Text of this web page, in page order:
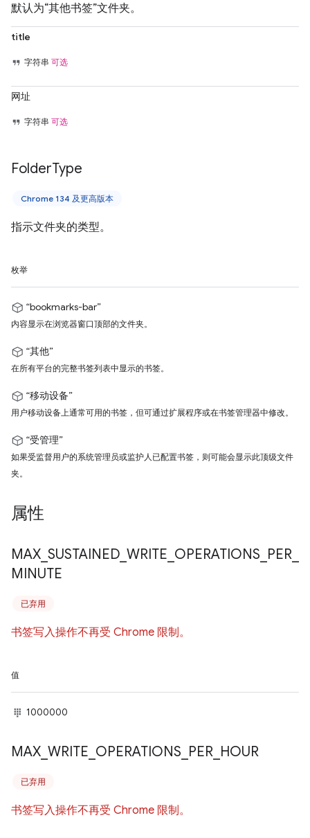
默认为“其他书签”文件夹。
title
字符串 可选
网址
字符串 可选
FolderType
Chrome 134 及更高版本
指示文件夹的类型。
枚举
“bookmarks-bar”
内容显示在浏览器窗口顶部的文件夹。
“其他”
在所有平台的完整书签列表中显示的书签。
“移动设备”
用户移动设备上通常可用的书签，但可通过扩展程序或在书签管理器中修改。
“受管理”
如果受监督用户的系统管理员或监护人已配置书签，则可能会显示此顶级文件
夹。
属性
MAX SUSTAINED WRITE OPERATIONS PER
MINUTE
已弃用
书签写入操作不再受 Chrome 限制。
值
1000000
MAX WRITE OPERATIONS PER HOUR
已弃用
书签写入操作不再受 Chrome 限制。